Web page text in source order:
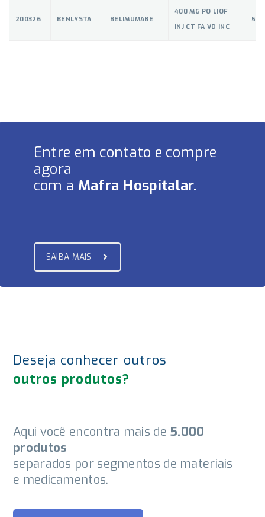
200326 BENLYSTA BELIMUMABE
400 MG PO LIOF
INJ CT FA VD INC
Entre em contato e compre
agora
com a Mafra Hospitalar.
SAIBA MAIS
Deseja conhecer outros
outros produtos?
Aqui você encontra mais de 5.000
produtos
separados por segmentos de materiais
e medicamentos.